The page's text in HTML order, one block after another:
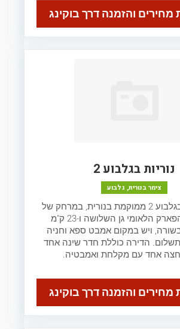
מחירים והזמנה דרך בוקינג
נוריות בגלבוע 2
צימר בנורית, גלבוע
דירת נוריות בגלבוע 2 ממוקמת בנורית, במרחק של
19 ק"מ מהפארק הלאומי גן השלושה ו-23 ק"מ
ויש במקום אמבט ספא וחניה
הדירה כוללת חדר שינה אחד
אחד עם מקלחת ואמבטיה.
מחירים והזמנה דרך בוקינג